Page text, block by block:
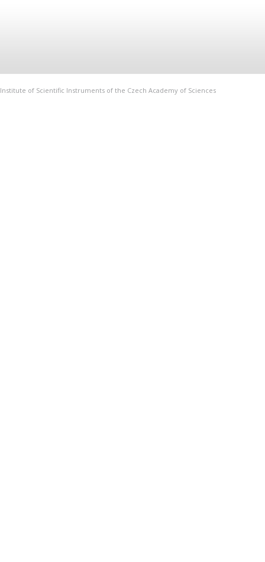
Institute of Scientific Instruments of the Czech Academy of Sciences